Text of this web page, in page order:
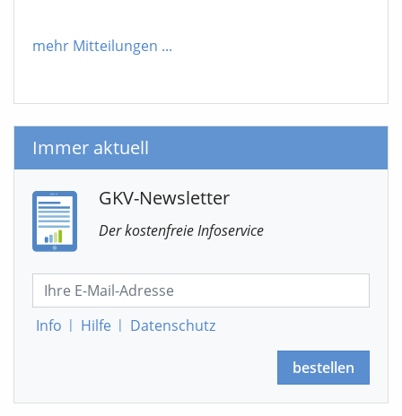
mehr Mitteilungen ...
Immer aktuell
GKV-Newsletter
Der kostenfreie Infoservice
Info | Hilfe | Datenschutz
bestellen